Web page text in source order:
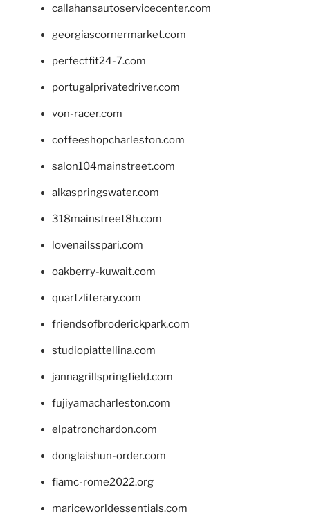
callahansautoservicecenter.com
georgiascornermarket.com
perfectfit24-7.com
portugalprivatedriver.com
von-racer.com
coffeeshopcharleston.com
salon104mainstreet.com
alkaspringswater.com
318mainstreet8h.com
lovenailsspari.com
oakberry-kuwait.com
quartzliterary.com
friendsofbroderickpark.com
studiopiattellina.com
jannagrillspringfield.com
fujiyamacharleston.com
elpatronchardon.com
donglaishun-order.com
fiamc-rome2022.org
mariceworldessentials.com